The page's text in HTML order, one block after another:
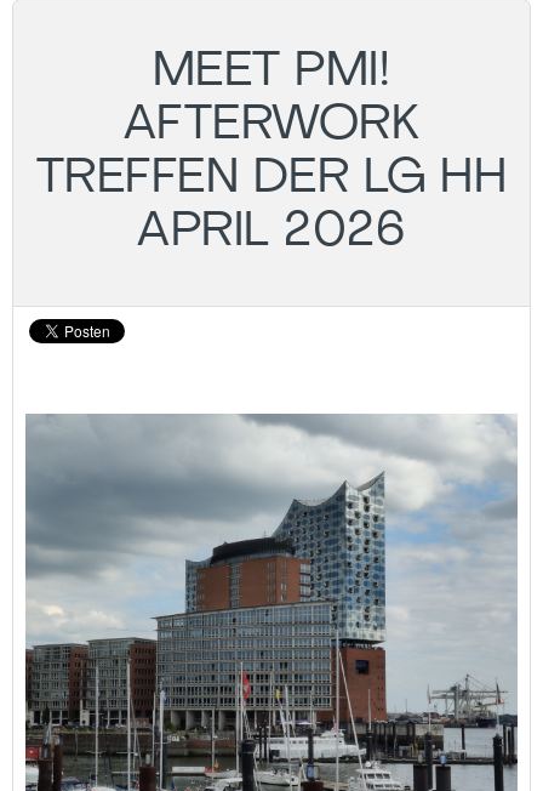
MEET PMI!
AFTERWORK
TREFFEN DER LG HH
APRIL 2026